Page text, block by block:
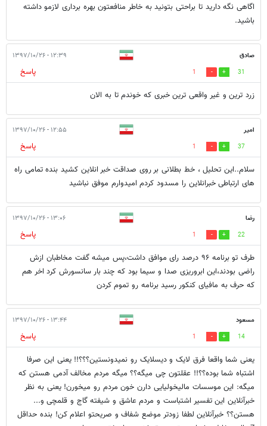
اگاهی نگه دارید تا براحتی بتونید به خاطر منافعتون بهره برداری لازمو داشته
باشید.
صادق ۱۲:۳۹ - ۱۳۹۷/۱۰/۲۶
31
1
پاسخ
زرد ترین و غیر واقعی ترین خبری که خوندم تا به الان
امیر ۱۲:۵۵ - ۱۳۹۷/۱۰/۲۶
37
1
پاسخ
سلام..این تحلیل ، خط بطلانی بر روی صداقت خبر انلاین کشید بنده تمامی راه
های ارتباطی خبرانلاین را مسدود کردم امیدوارم موفق نباشید
رضا ۱۳:۰۶ - ۱۳۹۷/۱۰/۲۶
22
1
پاسخ
طرف تو برنامه ۹۶ درصد رای موافق داشت،پس میشه گفت مخاطبان ازش
راضی بودند،این ابروریزی صدا و سیما بود که چند بار سانسورش کرد اخر هم
که حرف به مافیای کنکور رسید برنامه رو تموم کردن
مسعود ۱۳:۴۴ - ۱۳۹۷/۱۰/۲۶
14
1
پاسخ
یعنی شما واقعا فرق لایک و دیسلایک رو نمیدونستین؟؟؟!! یعنی این صرفا
اشتباه شما بوده؟؟!! عقلتون چی میگه؟؟ میگه مردم مخالف آدمی هستن که
میگه: این موسسات مالیخولیایی دارن خون مردم رو میخورن! یعنی به نظر
خبرآنلاین این تفسیر اشتباست و مردم عاشق و شیفته گاج و قلمچی و...
هستن؟؟ خبرآنلاین لطفا زودتر موضع شفاف و صریحتو اعلام کن! بنده حداقل